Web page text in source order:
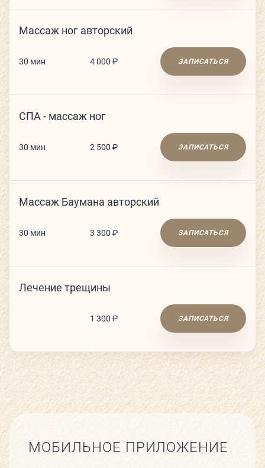
Массаж ног авторский
30 мин 4 000 ₽ ЗАПИСАТЬСЯ
СПА - массаж ног
30 мин 2 500 ₽ ЗАПИСАТЬСЯ
Массаж Баумана авторский
30 мин 3 300 ₽ ЗАПИСАТЬСЯ
Лечение трещины
1 300 ₽ ЗАПИСАТЬСЯ
МОБИЛЬНОЕ ПРИЛОЖЕНИЕ